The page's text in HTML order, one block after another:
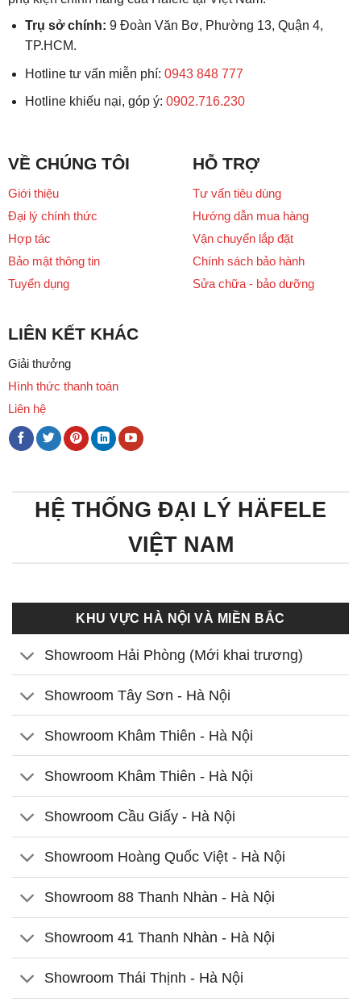
Trụ sở chính: 9 Đoàn Văn Bơ, Phường 13, Quận 4,
TP.HCM.
Hotline tư vấn miễn phí: 0943 848 777
Hotline khiếu nại, góp ý: 0902.716.230
VỀ CHÚNG TÔI
Giới thiệu
Đại lý chính thức
Hợp tác
Bảo mật thông tin
Tuyển dụng
HỖ TRỢ
Tư vấn tiêu dùng
Hướng dẫn mua hàng
Vận chuyển lắp đặt
Chính sách bảo hành
Sửa chữa - bảo dưỡng
LIÊN KẾT KHÁC
Giải thưởng
Hình thức thanh toán
Liên hệ
HỆ THỐNG ĐẠI LÝ HÄFELE
VIỆT NAM
KHU VỰC HÀ NỘI VÀ MIỀN BẮC
Showroom Hải Phòng (Mới khai trương)
Showroom Tây Sơn - Hà Nội
Showroom Khâm Thiên - Hà Nội
Showroom Khâm Thiên - Hà Nội
Showroom Cầu Giấy - Hà Nội
Showroom Hoàng Quốc Việt - Hà Nội
Showroom 88 Thanh Nhàn - Hà Nội
Showroom 41 Thanh Nhàn - Hà Nội
Showroom Thái Thịnh - Hà Nội